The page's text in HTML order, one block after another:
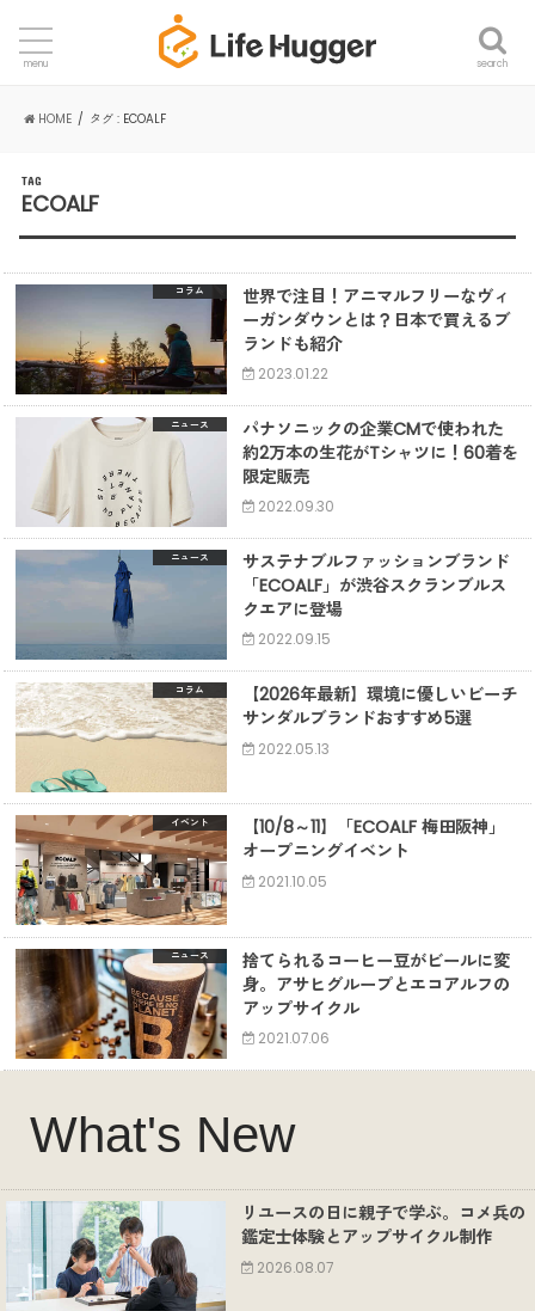
search
menu
HOME タグ : ECOALF
TAG
ECOALF
コラム
世界で注目！アニマルフリーなヴィ
ーガンダウンとは？日本で買えるブ
ランドも紹介
2023.01.22
ニュース
パナソニックの企業CMで使われた
約2万本の生花がTシャツに！60着を
限定販売
2022.09.30
ニュース
サステナブルファッションブランド
「ECOALF」が渋谷スクランブルス
クエアに登場
2022.09.15
コラム
【2026年最新】環境に優しいビーチ
サンダルブランドおすすめ5選
2022.05.13
イベント
【10/8～11】「ECOALF 梅田阪神」
オープニングイベント
2021.10.05
ニュース
捨てられるコーヒー豆がビールに変
身。アサヒグループとエコアルフの
アップサイクル
2021.07.06
What's New
リユースの日に親子で学ぶ。コメ兵の
鑑定士体験とアップサイクル制作
2026.08.07